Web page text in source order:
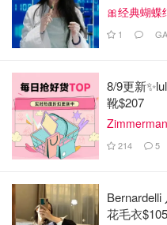
南北和地域差异真的有讨
的，豆花放糖还是放盐，
也只是一个大体差异，不
好！
还有哪些你知道的南北差
🎀经典蝴蝶
1
8/9更新
靴$207
214 5
花毛衣$105